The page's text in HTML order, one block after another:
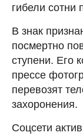
гибели сотни
В знак
посмертно
ступени. Его
прессе
перевозят
захоронения.
Соцсети